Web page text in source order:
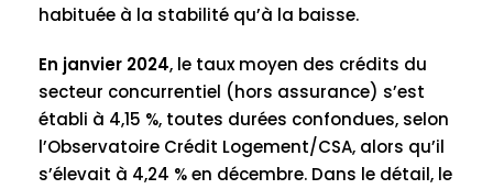
habituée à la stabilité qu’à la baisse.
En janvier 2024, le taux moyen des crédits du
secteur concurrentiel (hors assurance) s’est
établi à 4,15 %, toutes durées confondues, selon
l’Observatoire Crédit Logement/CSA, alors qu’il
s’élevait à 4,24 % en décembre. Dans le détail, le